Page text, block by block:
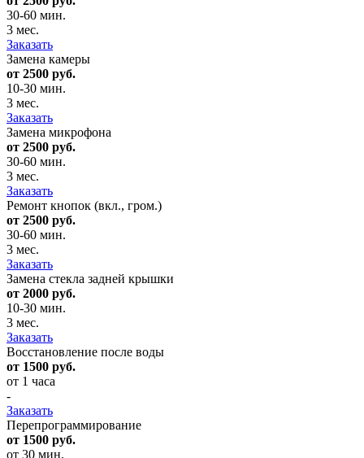
30-60 мин.
3 мес.
Заказать
Замена камеры
от 2500 руб.
10-30 мин.
3 мес.
Заказать
Замена микрофона
от 2500 руб.
30-60 мин.
3 мес.
Заказать
Ремонт кнопок (вкл., гром.)
от 2500 руб.
30-60 мин.
3 мес.
Заказать
Замена стекла задней крышки
от 2000 руб.
10-30 мин.
3 мес.
Заказать
Восстановление после воды
от 1500 руб.
от 1 часа
-
Заказать
Перепрограммирование
от 1500 руб.
от 30 мин.